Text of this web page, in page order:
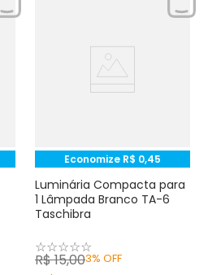
Economize R$ 0,45
Luminária Compacta para
1 Lâmpada Branco TA-6
Taschibra
☆☆☆☆☆
R$15,003% OFF